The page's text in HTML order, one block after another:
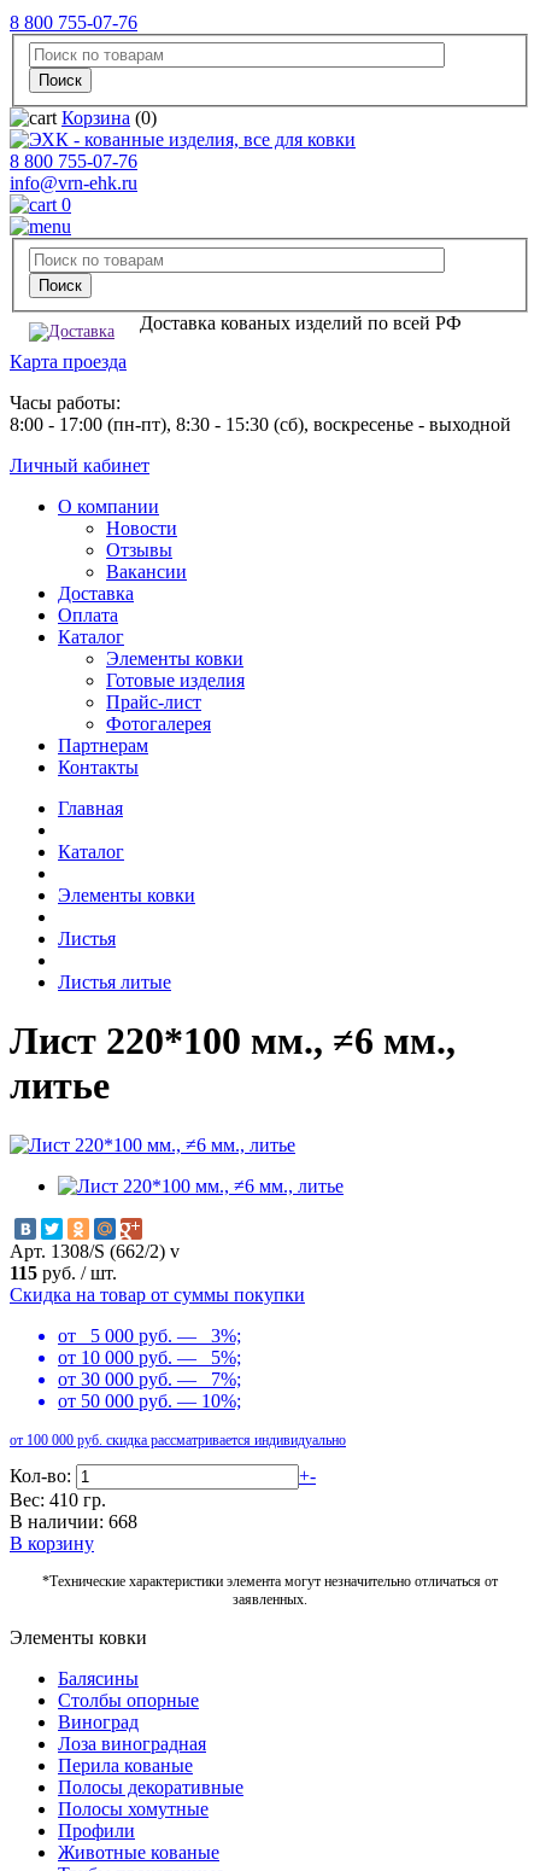
8 800 755-07-76
Корзина (0)
8 800 755-07-76
info@vrn-ehk.ru
0
Доставка кованых изделий по всей РФ
Карта проезда
Часы работы:
8:00 - 17:00 (пн-пт), 8:30 - 15:30 (сб), воскресенье - выходной
Личный кабинет
О компании
Новости
Отзывы
Вакансии
Доставка
Оплата
Каталог
Элементы ковки
Готовые изделия
Прайс-лист
Фотогалерея
Партнерам
Контакты
Главная
Каталог
Элементы ковки
Листья
Листья литые
Лист 220*100 мм., ≠6 мм.,
литье
Арт. 1308/S (662/2) v
115 руб. /шт.
Скидка на товар от суммы покупки
от 5 000 руб. — 3%;
от 10 000 руб. — 5%;
от 30 000 руб. — 7%;
от 50 000 руб. — 10%;
от 100 000 руб. скидка рассматривается индивидуально
Кол-во: +-
Вес: 410 гр.
В наличии: 668
В корзину
*Технические характеристики элемента могут незначительно отличаться от
заявленных.
Элементы ковки
Балясины
Столбы опорные
Виноград
Лоза виноградная
Перила кованые
Полосы декоративные
Полосы хомутные
Профили
Животные кованые